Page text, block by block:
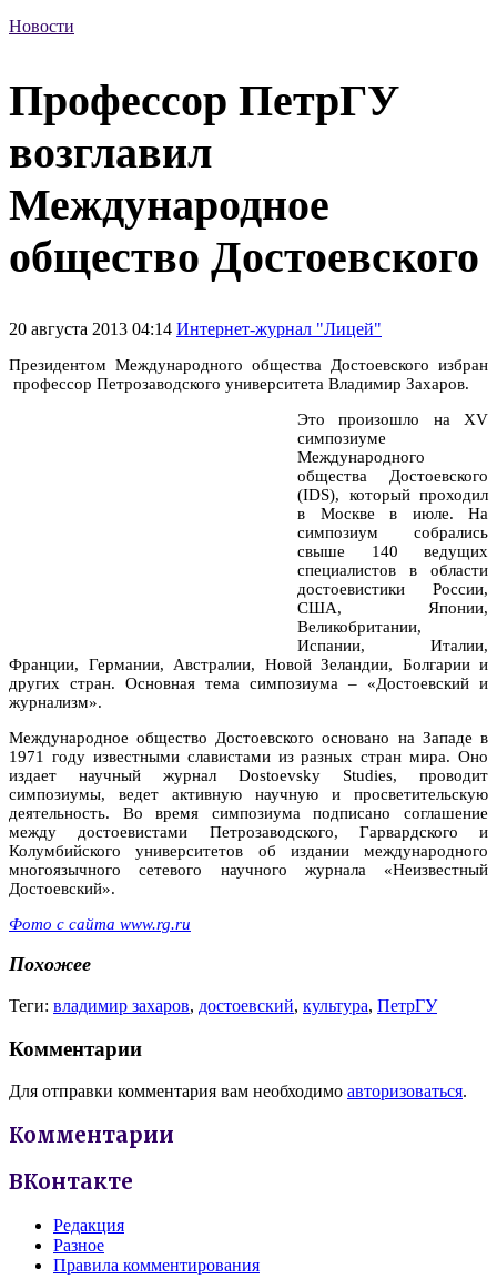
Новости
Профессор ПетрГУ
возглавил
Международное
общество Достоевского
20 августа 2013 04:14 Интернет-журнал "Лицей"
Президентом Международного общества Достоевского избран
профессор Петрозаводского университета Владимир Захаров.
Это произошло на XV
симпозиуме
Международного
общества Достоевского
(IDS), который проходил
в Москве в июле. На
симпозиум собрались
свыше 140 ведущих
специалистов в области
достоевистики России,
США, Японии,
Великобритании,
Испании, Италии,
Франции, Германии, Австралии, Новой Зеландии, Болгарии и
других стран. Основная тема симпозиума – «Достоевский и
журнализм».
Международное общество Достоевского основано на Западе в
1971 году известными славистами из разных стран мира. Оно
издает научный журнал Dostoevsky Studies, проводит
симпозиумы, ведет активную научную и просветительскую
деятельность. Во время симпозиума подписано соглашение
между достоевистами Петрозаводского, Гарвардского и
Колумбийского университетов об издании международного
многоязычного сетевого научного журнала «Неизвестный
Достоевский».
Фото с сайта www.rg.ru
Похожее
Теги: владимир захаров, достоевский, культура, ПетрГУ
Комментарии
Для отправки комментария вам необходимо авторизоваться.
Комментарии
ВКонтакте
Редакция
Разное
Правила комментирования